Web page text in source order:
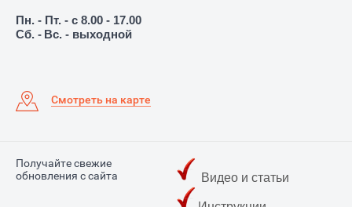
Пн. - Пт. - с 8.00 - 17.00
Сб. - Вс. - выходной
Смотреть на карте
Получайте свежие
обновления с сайта
Видео и статьи